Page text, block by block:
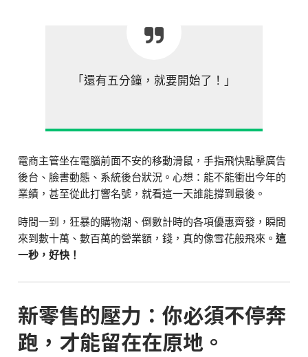
「還有五分鐘，就要開始了！」
電商主管坐在電腦前面不安的移動滑鼠，手指飛快點擊廣告
後台、臉書動態、系統後台狀況。心想：能不能衝出今年的
業績，甚至從此打響名號，就看這一天誰能撐到最後。
時間一到，狂暴的購物潮、倒數計時的各項優惠齊發，瞬間
來到數十萬、數百萬的營業額，錢，真的像雪花般飛來。這
一秒，好快！
新零售的壓力：你必須不停奔
跑，才能留在在原地。